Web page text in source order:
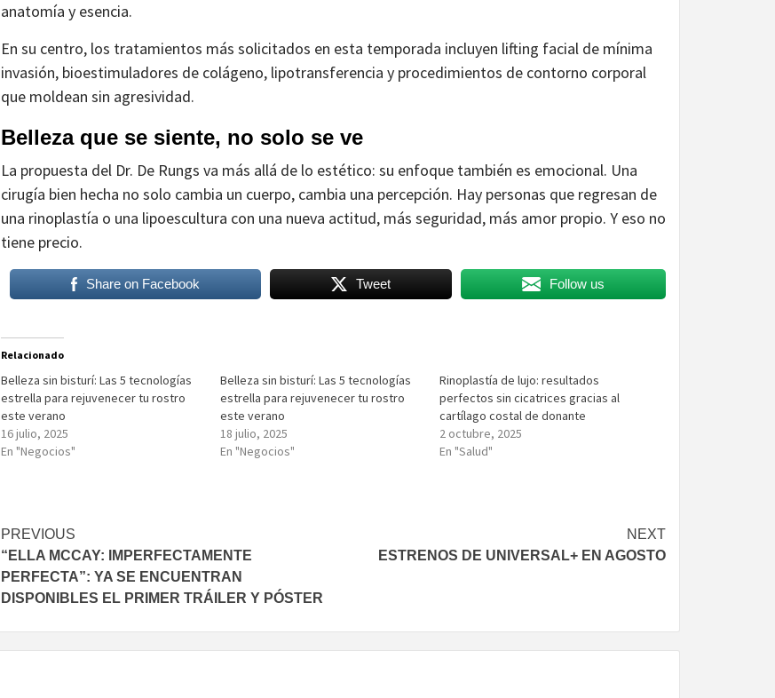
anatomía y esencia.
En su centro, los tratamientos más solicitados en esta temporada incluyen lifting facial de mínima
invasión, bioestimuladores de colágeno, lipotransferencia y procedimientos de contorno corporal
que moldean sin agresividad.
Belleza que se siente, no solo se ve
La propuesta del Dr. De Rungs va más allá de lo estético: su enfoque también es emocional. Una
cirugía bien hecha no solo cambia un cuerpo, cambia una percepción. Hay personas que regresan de
una rinoplastía o una lipoescultura con una nueva actitud, más seguridad, más amor propio. Y eso no
tiene precio.
Share on Facebook Tweet Follow us
Relacionado
Belleza sin bisturí: Las 5 tecnologías
estrella para rejuvenecer tu rostro
este verano
16 julio, 2025
En "Negocios"
Belleza sin bisturí: Las 5 tecnologías
estrella para rejuvenecer tu rostro
este verano
18 julio, 2025
En "Negocios"
Rinoplastía de lujo: resultados
perfectos sin cicatrices gracias al
cartílago costal de donante
2 octubre, 2025
En "Salud"
Post
navigation
PREVIOUS
“ELLA MCCAY: IMPERFECTAMENTE
PERFECTA”: YA SE ENCUENTRAN
DISPONIBLES EL PRIMER TRÁILER Y PÓSTER
NEXT
ESTRENOS DE UNIVERSAL+ EN AGOSTO